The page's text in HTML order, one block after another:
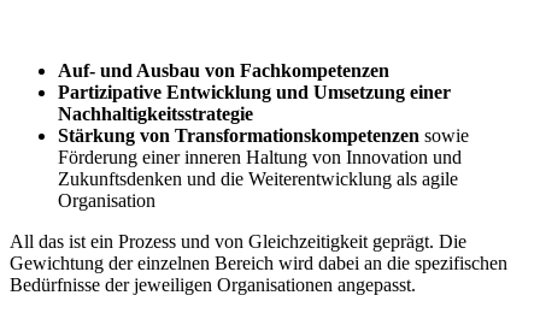
Auf- und Ausbau von Fachkompetenzen
Partizipative Entwicklung und Umsetzung einer
Nachhaltigkeitsstrategie
Stärkung von Transformationskompetenzen sowie
Förderung einer inneren Haltung von Innovation und
Zukunftsdenken und die Weiterentwicklung als agile
Organisation
All das ist ein Prozess und von Gleichzeitigkeit geprägt. Die
Gewichtung der einzelnen Bereich wird dabei an die spezifischen
Bedürfnisse der jeweiligen Organisationen angepasst.